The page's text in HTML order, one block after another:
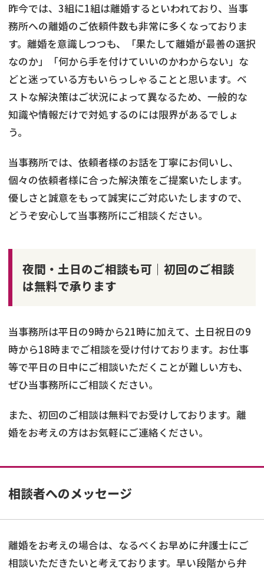
昨今では、3組に1組は離婚するといわれており、当事
務所への離婚のご依頼件数も非常に多くなっておりま
す。離婚を意識しつつも、「果たして離婚が最善の選択
なのか」「何から手を付けていいのかわからない」な
どと迷っている方もいらっしゃることと思います。ベ
ストな解決策はご状況によって異なるため、一般的な
知識や情報だけで対処するのには限界があるでしょ
う。
当事務所では、依頼者様のお話を丁寧にお伺いし、
個々の依頼者様に合った解決策をご提案いたします。
優しさと誠意をもって誠実にご対応いたしますので、
どうぞ安心して当事務所にご相談ください。
夜間・土日のご相談も可｜初回のご相談
は無料で承ります
当事務所は平日の9時から21時に加えて、土日祝日の9
時から18時までご相談を受け付けております。お仕事
等で平日の日中にご相談いただくことが難しい方も、
ぜひ当事務所にご相談ください。
また、初回のご相談は無料でお受けしております。離
婚をお考えの方はお気軽にご連絡ください。
相談者へのメッセージ
離婚をお考えの場合は、なるべくお早めに弁護士にご
相談いただきたいと考えております。早い段階から弁